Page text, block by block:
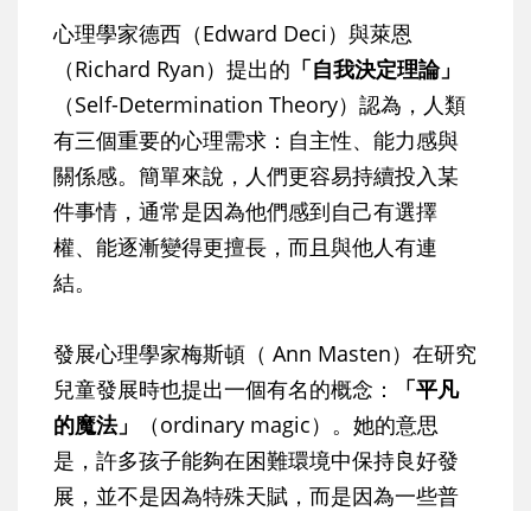
心理學家德西（Edward Deci）與萊恩
（Richard Ryan）提出的 「自我決定理論」
（Self-Determination Theory）認為，人類
有三個重要的心理需求：自主性、能力感與
關係感。簡單來說，人們更容易持續投入某
件事情，通常是因為他們感到自己有選擇
權、能逐漸變得更擅長，而且與他人有連
結。
發展心理學家梅斯頓（ Ann Masten）在研究
兒童發展時也提出一個有名的概念：
「平凡
的魔法」
（ordinary magic）。她的意思
是，許多孩子能夠在困難環境中保持良好發
展，並不是因為特殊天賦，而是因為一些普